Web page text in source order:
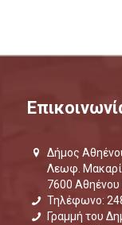
Δήμος
Λεωφ.
7600
Τηλέφωνο:
Γραμμή του